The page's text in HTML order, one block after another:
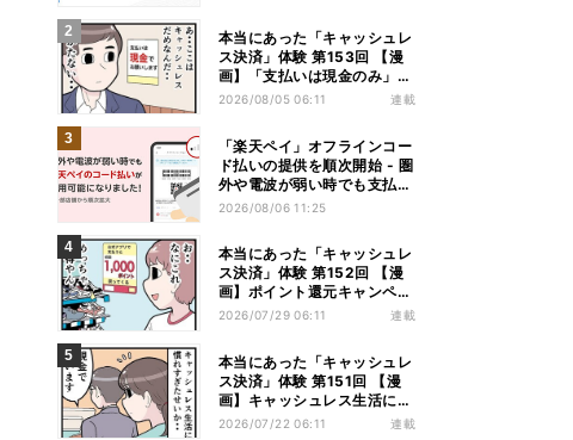
本当にあった「キャッシュレ
ス決済」体験 第153回 【漫
画】「支払いは現金のみ」と
分かっていたのに……会計で
2026/08/05 06:11 連載
「楽天ペイ」オフラインコー
ド払いの提供を順次開始 - 圏
外や電波が弱い時でも支払い
可能に
2026/08/06 11:25
本当にあった「キャッシュレ
ス決済」体験 第152回 【漫
画】ポイント還元キャンペー
ンにつられてアプリを入れた
2026/07/29 06:11 連載
本当にあった「キャッシュレ
ス決済」体験 第151回 【漫
画】キャッシュレス生活に慣
れすぎた結果…現金払いの人
2026/07/22 06:11 連載